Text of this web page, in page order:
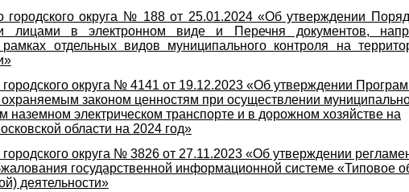
округа № 188 от 25.01.2024 «Об утверждении
лицами в электронном виде и Перечня документов,
отдельных видов муниципального контроля на
округа № 4141 от 19.12.2023 «Об утверждении
законом ценностям при осуществлении
наземном электрическом транспорте и в дорожном хозяйстве на
области на 2024 год»
округа № 3826 от 27.11.2023 «Об утверждении
государственной информационной системе «Типовое
деятельности»